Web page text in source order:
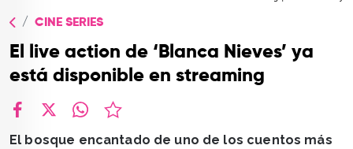
CONTACTO
CINE SERIES
El live action de ‘Blanca Nieves’ ya
está disponible en streaming
El bosque encantado de uno de los cuentos más